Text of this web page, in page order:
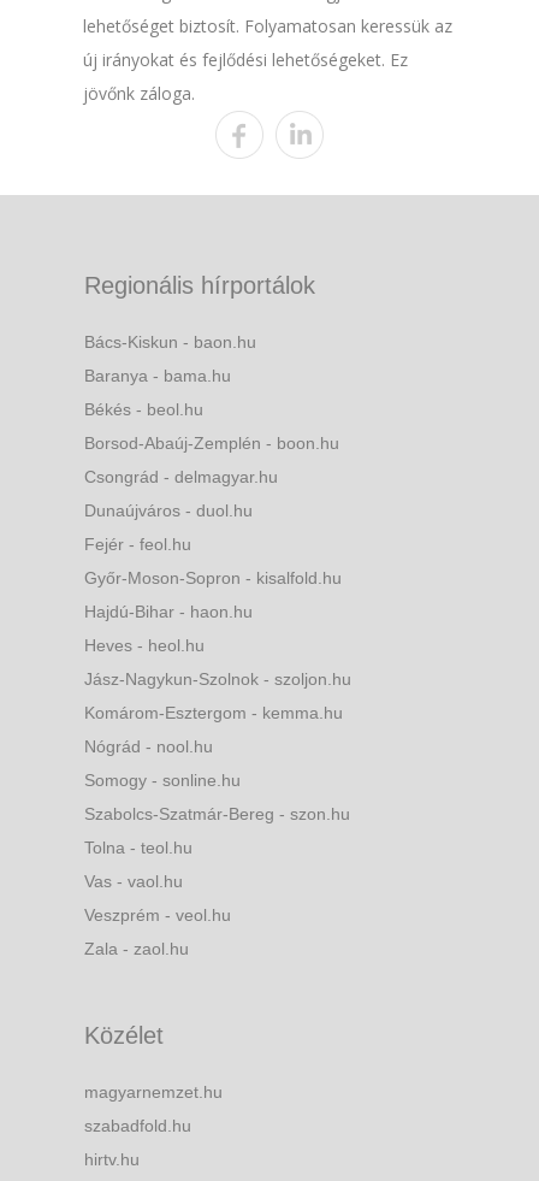
lehetőséget biztosít. Folyamatosan keressük az
új irányokat és fejlődési lehetőségeket. Ez
jövőnk záloga.
Regionális hírportálok
Bács-Kiskun - baon.hu
Baranya - bama.hu
Békés - beol.hu
Borsod-Abaúj-Zemplén - boon.hu
Csongrád - delmagyar.hu
Dunaújváros - duol.hu
Fejér - feol.hu
Győr-Moson-Sopron - kisalfold.hu
Hajdú-Bihar - haon.hu
Heves - heol.hu
Jász-Nagykun-Szolnok - szoljon.hu
Komárom-Esztergom - kemma.hu
Nógrád - nool.hu
Somogy - sonline.hu
Szabolcs-Szatmár-Bereg - szon.hu
Tolna - teol.hu
Vas - vaol.hu
Veszprém - veol.hu
Zala - zaol.hu
Közélet
magyarnemzet.hu
szabadfold.hu
hirtv.hu